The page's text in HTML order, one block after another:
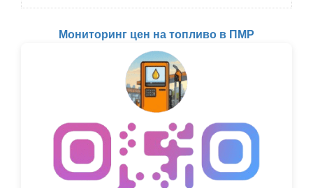
Мониторинг цен на топливо в ПМР